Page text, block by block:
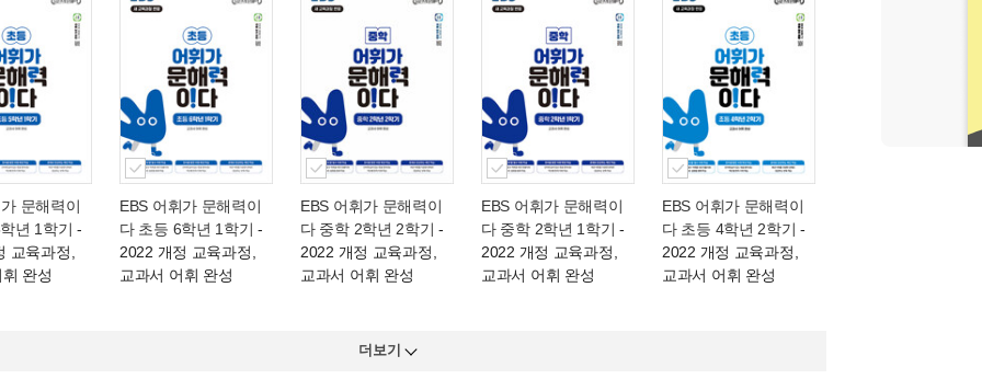
문해력이
년 1학기 -
교육과정,
완성
EBS 어휘가 문해력이
다 초등 6학년 1학기 -
2022 개정 교육과정,
교과서 어휘 완성
EBS 어휘가 문해력이
다 중학 2학년 2학기 -
2022 개정 교육과정,
교과서 어휘 완성
EBS 어휘가 문해력이
다 중학 2학년 1학기 -
2022 개정 교육과정,
교과서 어휘 완성
EBS 어휘가 문해력이
다 초등 4학년 2학기 -
2022 개정 교육과정,
교과서 어휘 완성
더보기